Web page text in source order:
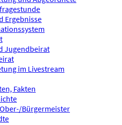
Ergebnisse
Jugendbeirat
im Livestream
Fakten
Bürgermeister